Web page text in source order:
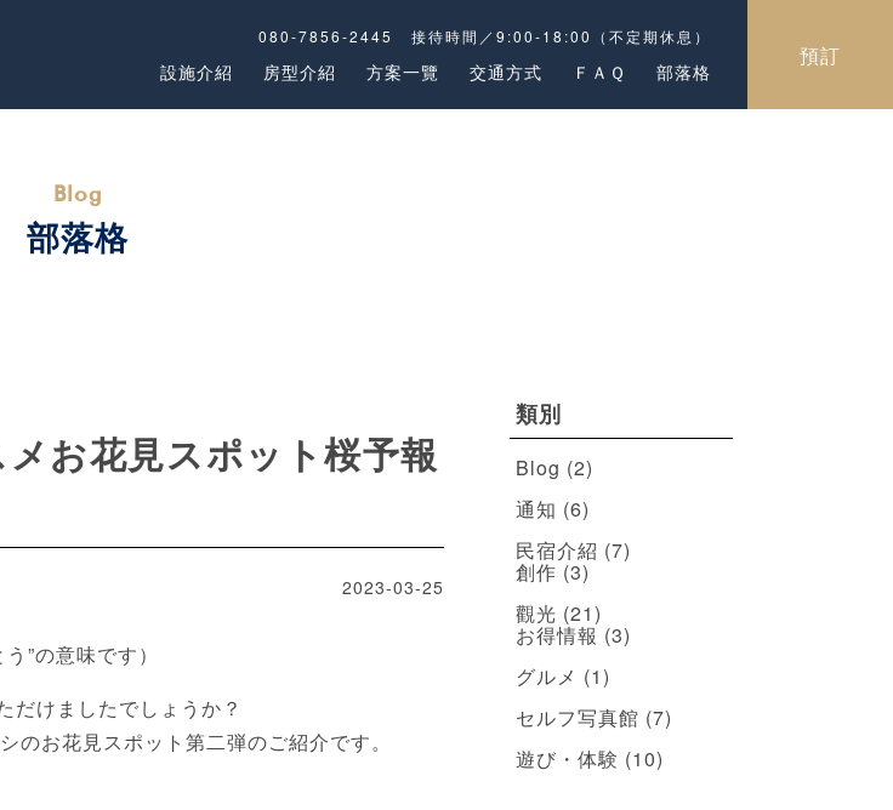
080-7856-2445 接待時間／9:00-18:00（不定期休息）
設施介紹 房型介紹 方案一覽 交通方式 ＦＡＱ 部落格
預訂
部落格
お花見スポット桜予報
2023-03-25
”の意味です）
だけましたでしょうか？
お花見スポット第二弾のご紹介です。
類別
Blog (2)
通知 (6)
民宿介紹 (7)
創作 (3)
觀光 (21)
お得情報 (3)
グルメ (1)
セルフ写真館 (7)
遊び・体験 (10)